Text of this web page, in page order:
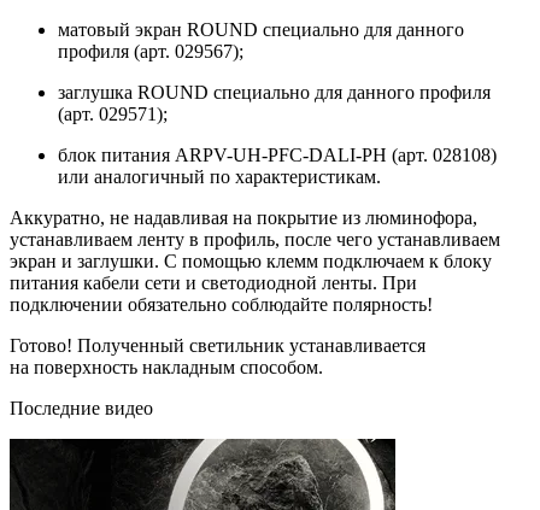
матовый экран ROUND специально для данного
профиля (арт. 029567);
заглушка ROUND специально для данного профиля
(арт. 029571);
блок питания ARPV-UH-PFC-DALI-PH (арт. 028108)
или аналогичный по характеристикам.
Аккуратно, не надавливая на покрытие из люминофора,
устанавливаем ленту в профиль, после чего устанавливаем
экран и заглушки. С помощью клемм подключаем к блоку
питания кабели сети и светодиодной ленты. При
подключении обязательно соблюдайте полярность!
Готово! Полученный светильник устанавливается
на поверхность накладным способом.
Последние видео